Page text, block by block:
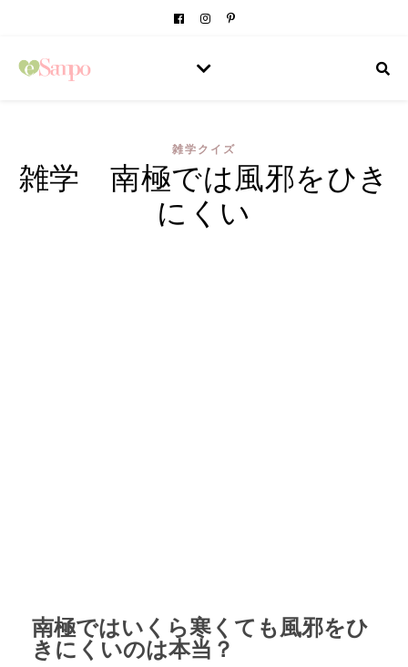
雑学クイズ
雑学 南極では風邪をひき
にくい
南極ではいくら寒くても風邪をひ
きにくいのは本当？